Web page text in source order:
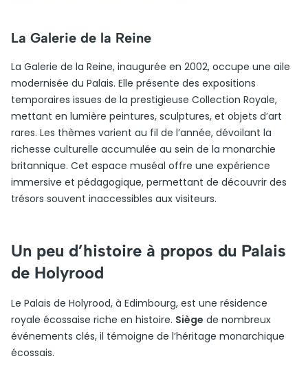
La Galerie de la Reine
La Galerie de la Reine, inaugurée en 2002, occupe une aile
modernisée du Palais. Elle présente des expositions
temporaires issues de la prestigieuse Collection Royale,
mettant en lumière peintures, sculptures, et objets d’art
rares. Les thèmes varient au fil de l’année, dévoilant la
richesse culturelle accumulée au sein de la monarchie
britannique. Cet espace muséal offre une expérience
immersive et pédagogique, permettant de découvrir des
trésors souvent inaccessibles aux visiteurs.
Un peu d’histoire à propos du Palais
de Holyrood
Le Palais de Holyrood, à Edimbourg, est une résidence
royale écossaise riche en histoire. Siège de nombreux
événements clés, il témoigne de l’héritage monarchique
écossais.